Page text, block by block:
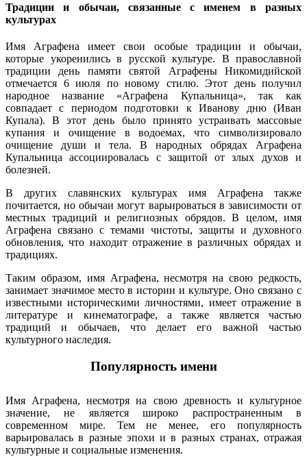
Традиции и обычаи, связанные с именем в разных
культурах
Имя Аграфена имеет свои особые традиции и обычаи,
которые укоренились в русской культуре. В православной
традиции день памяти святой Аграфены Никомидийской
отмечается 6 июля по новому стилю. Этот день получил
народное название «Аграфена Купальница», так как
совпадает с периодом подготовки к Иванову дню (Иван
Купала). В этот день было принято устраивать массовые
купания и очищение в водоемах, что символизировало
очищение души и тела. В народных обрядах Аграфена
Купальница ассоциировалась с защитой от злых духов и
болезней.
В других славянских культурах имя Аграфена также
почитается, но обычаи могут варьироваться в зависимости от
местных традиций и религиозных обрядов. В целом, имя
Аграфена связано с темами чистоты, защиты и духовного
обновления, что находит отражение в различных обрядах и
традициях.
Таким образом, имя Аграфена, несмотря на свою редкость,
занимает значимое место в истории и культуре. Оно связано с
известными историческими личностями, имеет отражение в
литературе и кинематографе, а также является частью
традиций и обычаев, что делает его важной частью
культурного наследия.
Популярность имени
Имя Аграфена, несмотря на свою древность и культурное
значение, не является широко распространенным в
современном мире. Тем не менее, его популярность
варьировалась в разные эпохи и в разных странах, отражая
культурные и социальные изменения.